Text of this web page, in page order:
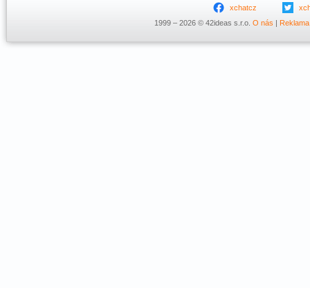
xchatcz
1999 – 2026 © 42ideas s.r.o. O nás | Reklama